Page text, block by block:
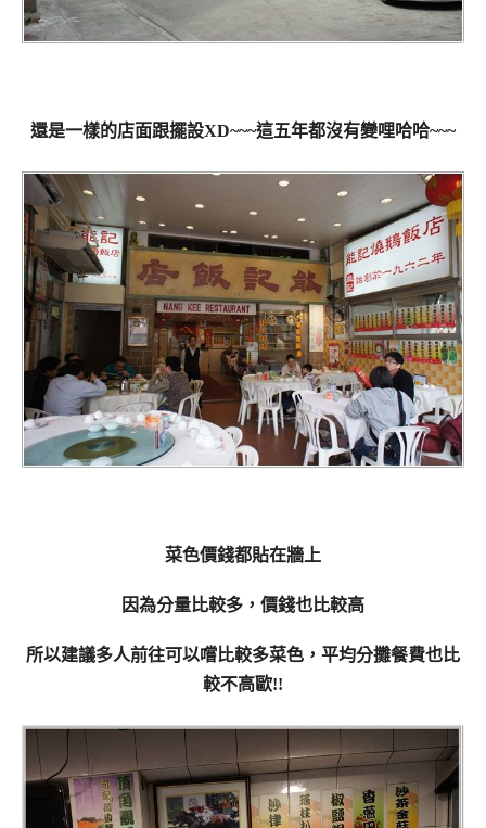
還是一樣的店面跟擺設XD~~~這五年都沒有變哩哈哈~~~
菜色價錢都貼在牆上
因為分量比較多，價錢也比較高
所以建議多人前往可以嚐比較多菜色，平均分攤餐費也比
較不高歐!!